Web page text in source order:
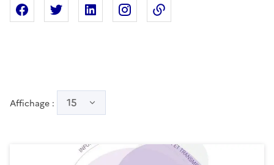
Partager sur Facebook
Partager sur XPartager sur Linkedin
Partager sur Instagram
Affichage : 15